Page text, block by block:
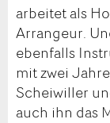
arbeitet als
Arrangeur.
ebenfalls
mit zwei
Scheiwiller
auch ihn das